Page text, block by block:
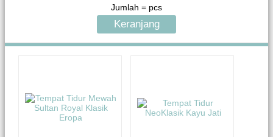
Jumlah = pcs
Keranjang